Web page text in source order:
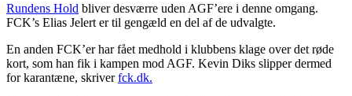
Rundens Hold bliver desværre uden AGF’ere i denne omgang.
FCK’s Elias Jelert er til gengæld en del af de udvalgte.
En anden FCK’er har fået medhold i klubbens klage over det røde
kort, som han fik i kampen mod AGF. Kevin Diks slipper dermed
for karantæne, skriverfck.dk.